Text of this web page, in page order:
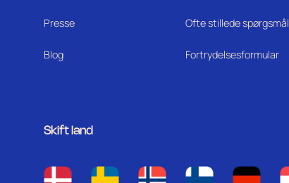
Presse
Blog
Ofte stillede spørgsmål
Fortrydelsesformular
Skift land